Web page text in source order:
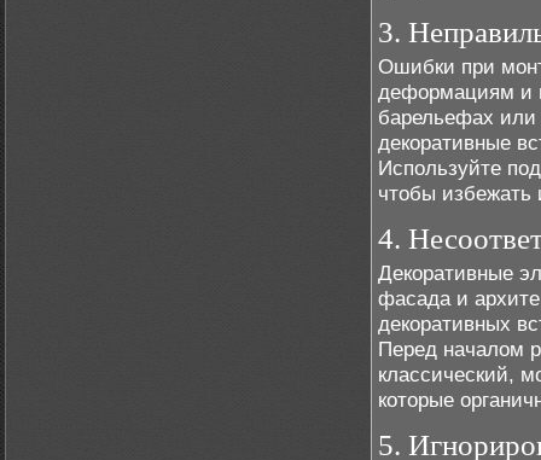
3.
Ошибки при
деформациям и
барельефах
декоративные
Используйте
чтобы
4.
Декоративные
фасада и
декоративных
Перед началом
классический,
которые
5.